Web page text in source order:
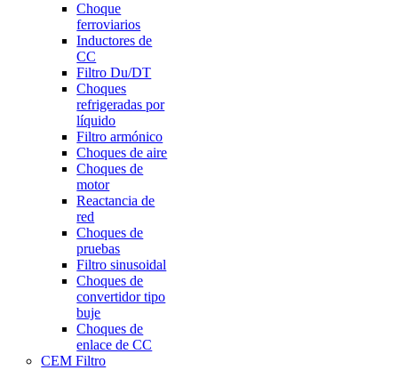
Choque
ferroviarios
Inductores de
CC
Filtro Du/DT
Choques
refrigeradas por
líquido
Filtro armónico
Choques de aire
Choques de
motor
Reactancia de
red
Choques de
pruebas
Filtro sinusoidal
Choques de
convertidor tipo
buje
Choques de
enlace de CC
CEM Filtro